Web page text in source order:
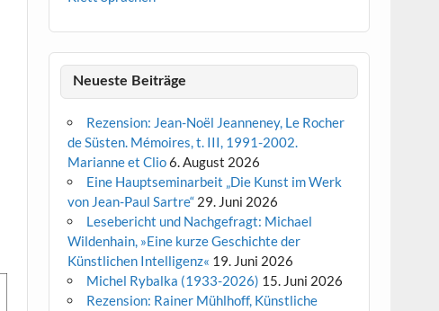
Neueste Beiträge
Rezension: Jean-Noël Jeanneney, Le Rocher
de Süsten. Mémoires, t. III, 1991-2002.
Marianne et Clio6. August 2026
Eine Hauptseminarbeit „Die Kunst im Werk
von Jean-Paul Sartre“ 29. Juni 2026
Lesebericht und Nachgefragt: Michael
Wildenhain, »Eine kurze Geschichte der
Künstlichen Intelligenz« 19. Juni 2026
Michel Rybalka (1933-2026) 15. Juni 2026
Rezension: Rainer Mühlhoff, Künstliche